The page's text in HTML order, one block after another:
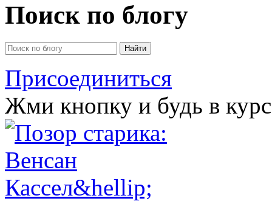
Поиск по блогу
Присоединиться
Жми кнопку и будь в